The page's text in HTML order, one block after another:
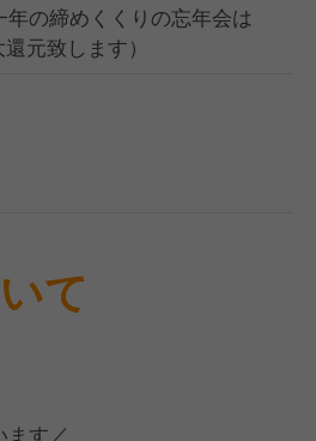
の締めくくりの忘年会は
元致します）
て
ます／